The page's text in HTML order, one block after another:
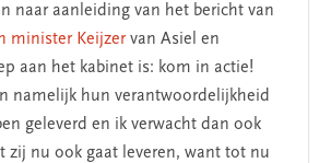
naar aanleiding van het bericht van
minister Keijzervan Asiel en
aan het kabinet is: kom in actie!
namelijk hun verantwoordelijkheid
geleverd en ik verwacht dan ook
zij nu ook gaat leveren, want tot nu